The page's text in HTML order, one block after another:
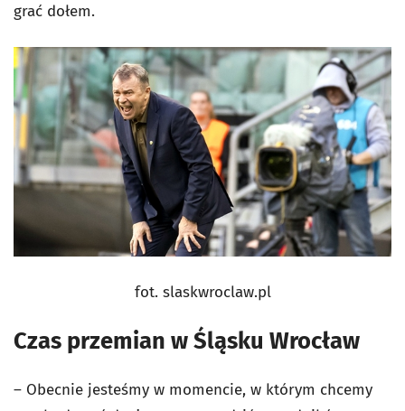
grać dołem.
fot. slaskwroclaw.pl
Czas przemian w Śląsku Wrocław
– Obecnie jesteśmy w momencie, w którym chcemy